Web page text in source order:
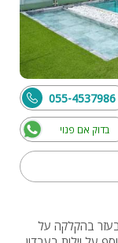
בדוק אם פנוי
055-4537986
בעזר בהקלקה על